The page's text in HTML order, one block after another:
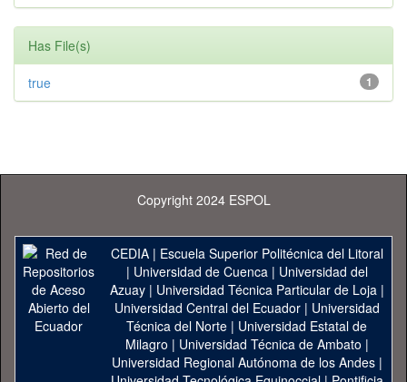
Has File(s)
1
true
Copyright 2024 ESPOL
CEDIA| Escuela Superior Politécnica del Litoral
| Universidad de Cuenca| Universidad del
Azuay| Universidad Técnica Particular de Loja|
Universidad Central del Ecuador| Universidad
Técnica del Norte | Universidad Estatal de
Milagro | Universidad Técnica de Ambato |
Universidad Regional Autónoma de los Andes|